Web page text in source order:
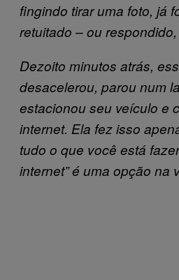
fingindo tirar uma foto, já
retuitado – ou
Dezoito minutos atrás,
desacelerou, parou num
estacionou seu veículo e
internet. Ela fez isso
tudo o que você está
internet” é uma opção na